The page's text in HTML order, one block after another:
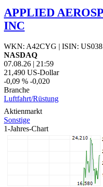
APPLIED
INC
WKN: A42CYG | ISIN:
NASDAQ
07.08.26 | 21:59
21,490 US-Dollar
-0,09 % -0,020
Branche
Luftfahrt/Rüstung
Aktienmarkt
Sonstige
1-Jahres-Chart